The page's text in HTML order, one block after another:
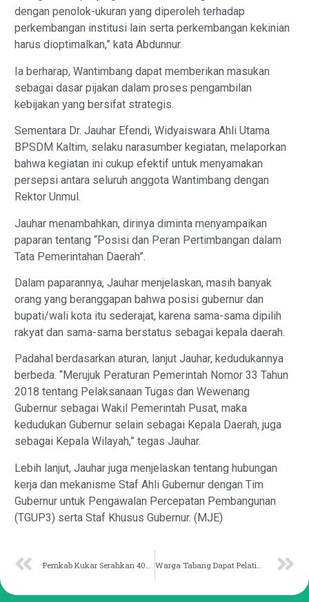
dengan penolok-ukuran yang diperoleh terhadap
perkembangan institusi lain serta perkembangan kekinian
harus dioptimalkan,” kata Abdunnur.
Ia berharap, Wantimbang dapat memberikan masukan
sebagai dasar pijakan dalam proses pengambilan
kebijakan yang bersifat strategis.
Sementara Dr. Jauhar Efendi, Widyaiswara Ahli Utama
BPSDM Kaltim, selaku narasumber kegiatan, melaporkan
bahwa kegiatan ini cukup efektif untuk menyamakan
persepsi antara seluruh anggota Wantimbang dengan
Rektor Unmul.
Jauhar menambahkan, dirinya diminta menyampaikan
paparan tentang “Posisi dan Peran Pertimbangan dalam
Tata Pemerintahan Daerah”.
Dalam paparannya, Jauhar menjelaskan, masih banyak
orang yang beranggapan bahwa posisi gubernur dan
bupati/wali kota itu sederajat, karena sama-sama dipilih
rakyat dan sama-sama berstatus sebagai kepala daerah.
Padahal berdasarkan aturan, lanjut Jauhar, kedudukannya
berbeda. “Merujuk Peraturan Pemerintah Nomor 33 Tahun
2018 tentang Pelaksanaan Tugas dan Wewenang
Gubernur sebagai Wakil Pemerintah Pusat, maka
kedudukan Gubernur selain sebagai Kepala Daerah, juga
sebagai Kepala Wilayah,” tegas Jauhar.
Lebih lanjut, Jauhar juga menjelaskan tentang hubungan
kerja dan mekanisme Staf Ahli Gubernur dengan Tim
Gubernur untuk Pengawalan Percepatan Pembangunan
(TGUP3) serta Staf Khusus Gubernur. (MJE)